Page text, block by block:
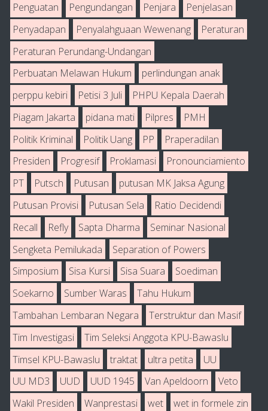
Penguatan
Pengundangan Penjara
Penjelasan
Penyadapan
Penyalahguaan Wewenang
Peraturan
Peraturan Perundang-Undangan
Perbuatan Melawan Hukum
perlindungan anak
perppu kebiri
Petisi 3 Juli
PHPU Kepala Daerah
Piagam Jakarta
pidana mati Pilpres
PMH
Politik Kriminal
Politik Uang PP
Praperadilan
Presiden
Progresif Proklamasi
Pronounciamiento
PT
Putsch Putusan
putusan MK Jaksa Agung
Putusan Provisi
Putusan Sela
Ratio Decidendi
Recall
Refly Sapta Dharma
Seminar Nasional
Sengketa Pemilukada
Separation of Powers
Simposium
Sisa Kursi Sisa Suara
Soediman
Soekarno
Sumber Waras
Tahu Hukum
Tambahan Lembaran Negara
Terstruktur dan Masif
Tim Investigasi
Tim Seleksi Anggota KPU-Bawaslu
Timsel KPU-Bawaslu
traktat ultra petita
UU
UU MD3
UUD UUD 1945 Van Apeldoorn
Veto
Wakil Presiden
Wanprestasi wet
wet in formele zin